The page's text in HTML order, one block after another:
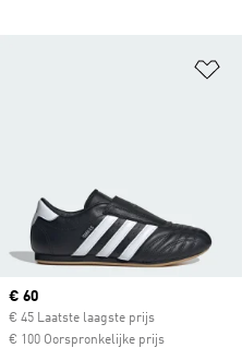
Current price
€ 60
€ 45 Laatste laagste prijs
€ 100 Oorspronkelijke prijs